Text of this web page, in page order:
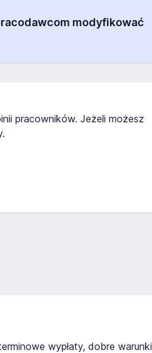
modyfikować
pracowników. Jeżeli możesz
wypłaty, dobre warunki